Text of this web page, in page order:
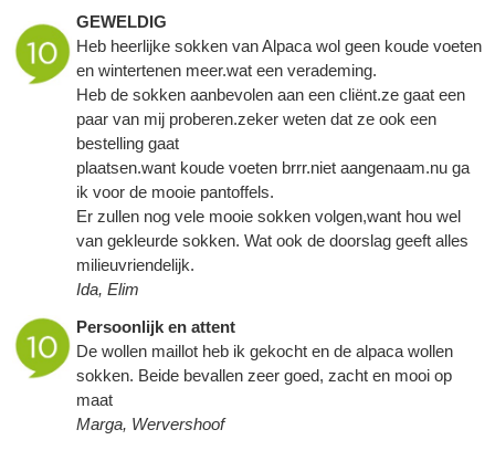
GEWELDIG
Heb heerlijke sokken van Alpaca wol geen koude voeten
en wintertenen meer.wat een verademing.
Heb de sokken aanbevolen aan een cliënt.ze gaat een
paar van mij proberen.zeker weten dat ze ook een
bestelling gaat
plaatsen.want koude voeten brrr.niet aangenaam.nu ga
ik voor de mooie pantoffels.
Er zullen nog vele mooie sokken volgen,want hou wel
van gekleurde sokken. Wat ook de doorslag geeft alles
milieuvriendelijk.
Ida, Elim
Persoonlijk en attent
De wollen maillot heb ik gekocht en de alpaca wollen
sokken. Beide bevallen zeer goed, zacht en mooi op
maat
Marga, Wervershoof